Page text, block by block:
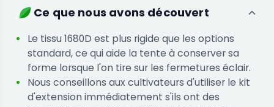
reste de l'installation
Les personnes qui ont besoin d'une structure
haute et sécurisée pouvant s'étendre pour
s'adapter à la hauteur des plantes tout au long
du cycle
Ce que nous avons découvert
Le tissu 1680D est plus rigide que les options
standard, ce qui aide la tente à conserver sa
forme lorsque l'on tire sur les fermetures éclair.
Nous conseillons aux cultivateurs d'utiliser le kit
d'extension immédiatement s'ils ont des